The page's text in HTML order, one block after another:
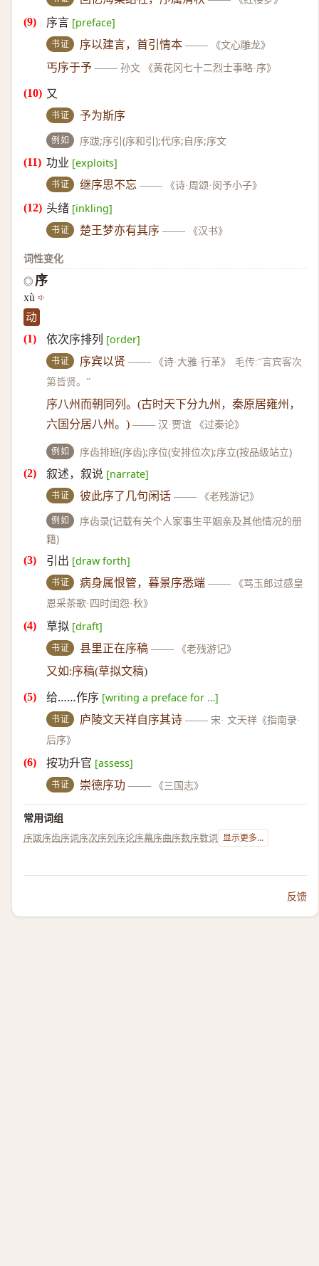
序言 [preface]
书证 序以建言，首引情本 —— 《文心雕龙》
丐序于予 —— 孙文 《黄花冈七十二烈士事略·序》
又
书证
予为斯序
例如
序跋;序引(序和引);代序;自序;序文
功业 [exploits]
书证 继序思不忘 —— 《诗·周颂·闵予小子》
头绪 [inkling]
书证 楚王梦亦有其序 —— 《汉书》
词性变化
◎ 序
xù
动
依次序排列 [order]
书证 序宾以贤 —— 《诗·大雅·行革》
毛传:“言宾客次
第皆贤。”
序八州而朝同列。(古时天下分九州，秦原居雍州，
六国分居八州。) —— 汉·贾谊 《过秦论》
例如 序齿排班(序齿);序位(安排位次);序立(按品级站立)
叙述，叙说 [narrate]
书证 彼此序了几句闲话 —— 《老残游记》
例如
序齿录(记载有关个人家事生平姻亲及其他情况的册
籍)
引出 [draw forth]
书证 病身属恨管，暮景序悉端 ——
《骂玉郎过感皇
恩采茶歌·四时闺怨·秋》
草拟 [draft]
书证 县里正在序稿 —— 《老残游记》
又如:序稿(草拟文稿)
给……作序 [writing a preface for …]
书证 庐陵文天祥自序其诗 —— 宋· 文天祥《指南录·
后序》
按功升官 [assess]
书证 崇德序功 —— 《三国志》
常用词组
序跋序齿序词序次序列序论序幕序曲序数序数词 显示更多...
反馈